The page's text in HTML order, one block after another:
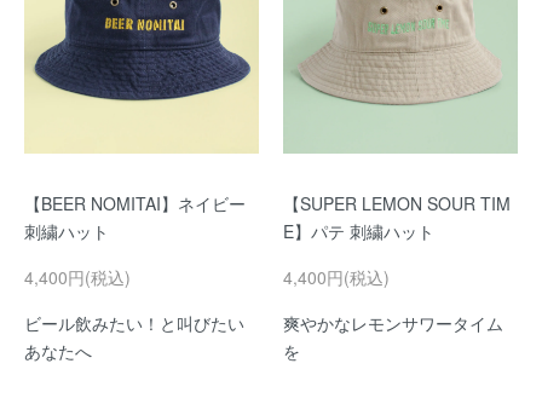
【BEER NOMITAI】ネイビー
刺繍ハット
4,400円(税込)
ビール飲みたい！と叫びたい
あなたへ
【SUPER LEMON SOUR TIM
E】パテ 刺繍ハット
4,400円(税込)
爽やかなレモンサワータイム
を